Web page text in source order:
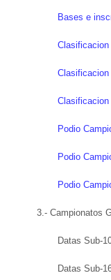
Bases e
Clasificacion
Clasificacion
Clasificacion
Podio
Podio
Podio
3.- Campionatos
Datas Sub-
Datas Sub-